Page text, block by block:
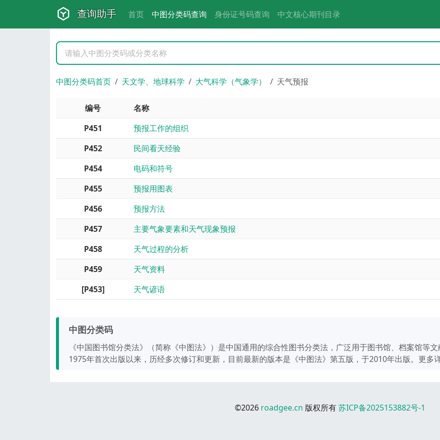
查询助手 首页 中图分类码查询 身份证号码查询 中文核心期刊目录
中图分类码首页 天文学、地球科学 大气科学（气象学） 天气预报
编号
名称
P451
预报工作的组织
P452
民间看天经验
P454
电码和符号
P455
预报用图表
P456
预报方法
P457
主要气象要素和天气现象预报
P458
天气过程的分析
P459
天气资料
[P453]
天气谚语
中图分类码
《中国图书馆分类法》（简称《中图法》）是中国通用的综合性图书分类法，广泛用于图书馆、档案馆等
1975年首次出版以来，历经多次修订和更新，目前最新的版本是《中图法》第五版，于2010年出版。更多
©2026 roadgee.cn 版权所有苏ICP备2025153882号-1